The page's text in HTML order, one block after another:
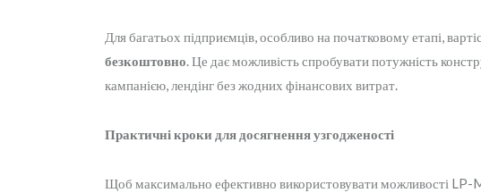
Для багатьох підприємців, особливо на початковому етапі,
безкоштовно. Це дає можливість спробувати потужність
кампанією, лендінг без жодних фінансових витрат.
Практичні кроки для досягнення узгодженості
Щоб максимально ефективно використовувати можливості LP-